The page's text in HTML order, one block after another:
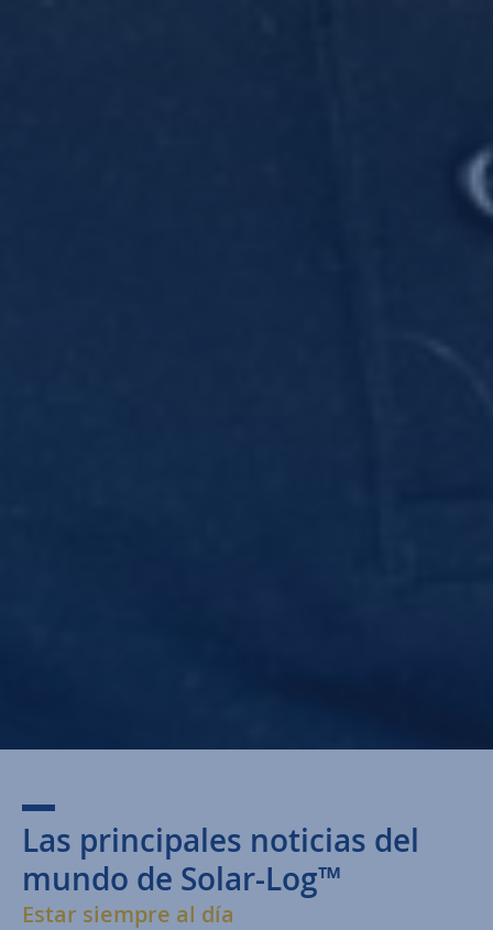
Las principales noticias del
mundo de Solar-Log™
Estar siempre al día